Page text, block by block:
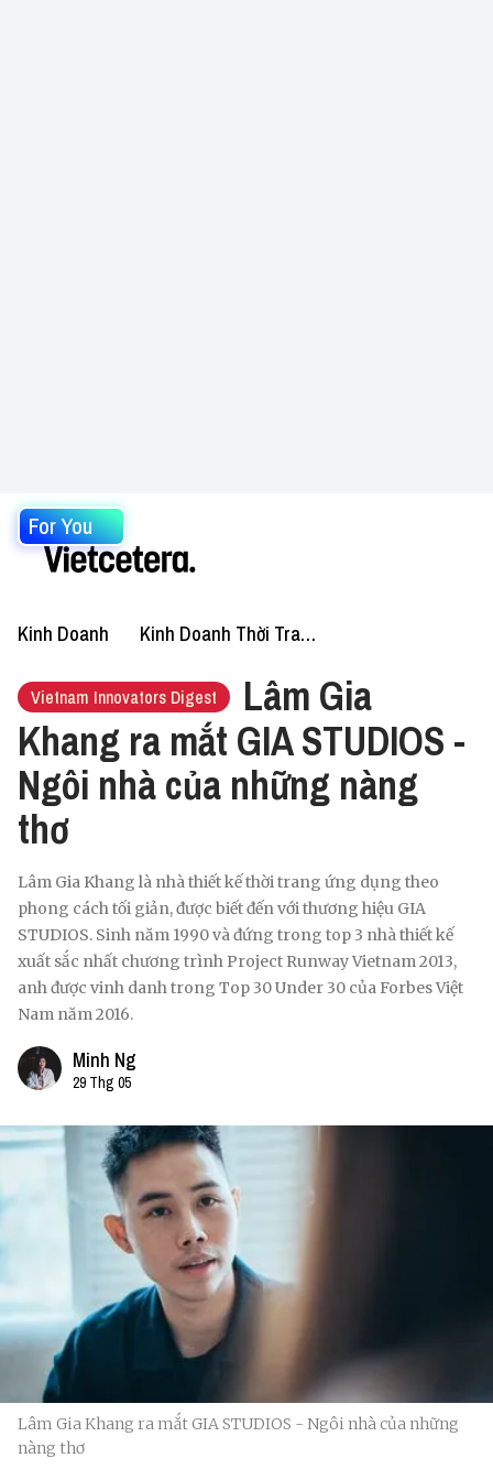
For You
Kinh Doanh Kinh Doanh Thời Trang
Vietnam Innovators Digest
Lâm Gia
Khang ra mắt GIA STUDIOS -
Ngôi nhà của những nàng
thơ
Lâm Gia Khang là nhà thiết kế thời trang ứng dụng theo
phong cách tối giản, được biết đến với thương hiệu GIA
STUDIOS. Sinh năm 1990 và đứng trong top 3 nhà thiết kế
xuất sắc nhất chương trình Project Runway Vietnam 2013,
anh được vinh danh trong Top 30 Under 30 của Forbes Việt
Nam năm 2016.
Minh Ng
29 Thg 05
Lâm Gia Khang ra mắt GIA STUDIOS - Ngôi nhà của những
nàng thơ